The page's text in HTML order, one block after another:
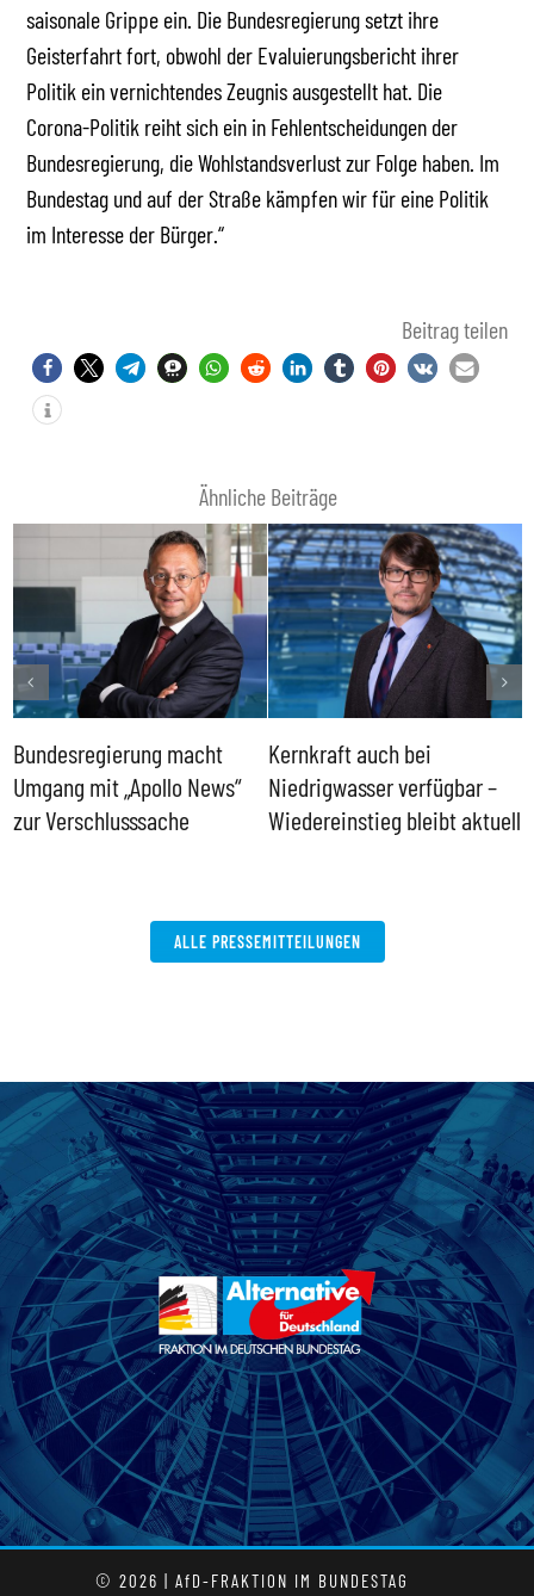
saisonale Grippe ein. Die Bundesregierung setzt ihre
Geisterfahrt fort, obwohl der Evaluierungsbericht ihrer
Politik ein vernichtendes Zeugnis ausgestellt hat. Die
Corona-Politik reiht sich ein in Fehlentscheidungen der
Bundesregierung, die Wohlstandsverlust zur Folge haben. Im
Bundestag und auf der Straße kämpfen wir für eine Politik
im Interesse der Bürger.“
Beitrag teilen
Ähnliche Beiträge
Bundesregierung macht
Umgang mit „Apollo News“
zur Verschlusssache
Kernkraft auch bei
Niedrigwasser verfügbar –
Wiedereinstieg bleibt aktuell
ALLE PRESSEMITTEILUNGEN
© 2026 | AfD-FRAKTION IM BUNDESTAG